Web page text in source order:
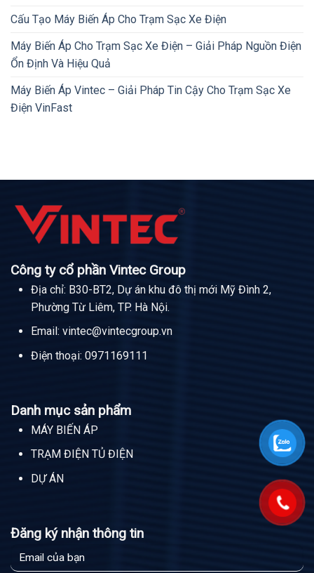
Cấu Tạo Máy Biến Áp Cho Trạm Sạc Xe Điện
Máy Biến Áp Cho Trạm Sạc Xe Điện – Giải Pháp Nguồn Điện
Ổn Định Và Hiệu Quả
Máy Biến Áp Vintec – Giải Pháp Tin Cậy Cho Trạm Sạc Xe
Điện VinFast
Công ty cổ phần Vintec Group
Địa chỉ: B30-BT2, Dự án khu đô thị mới Mỹ Đình 2,
Phường Từ Liêm, TP. Hà Nội.
Email:vintec@vintecgroup.vn
Điện thoại:0971169111
Danh mục sản phẩm
MÁY BIẾN ÁP
TRẠM ĐIỆN TỦ ĐIỆN
DỰ ÁN
Đăng ký nhận thông tin